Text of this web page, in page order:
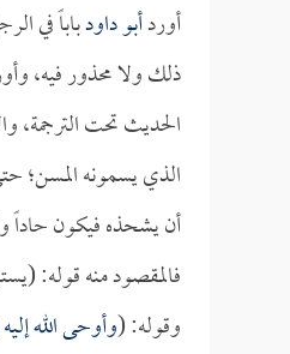
أوردأبو داودباباً في
ذلك ولا محذور فيه،
الحديث تحت الترجمة،
الذي يسمونه المسن؛
أن يشحذه فيكون حاداً
فالمقصود منه قوله:
وقوله: (وأوحى الله